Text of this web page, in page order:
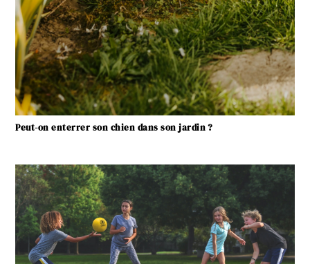
Peut-on enterrer son chien dans son jardin ?